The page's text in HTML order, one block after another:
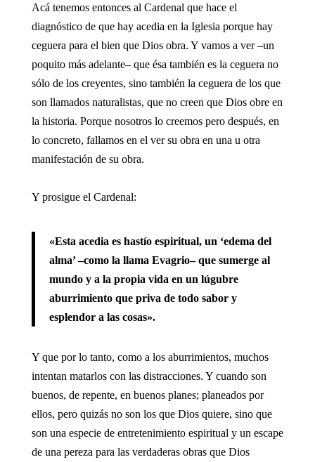
Acá tenemos entonces al Cardenal que hace el
diagnóstico de que hay acedia en la Iglesia porque hay
ceguera para el bien que Dios obra. Y vamos a ver –un
poquito más adelante– que ésa también es la ceguera no
sólo de los creyentes, sino también la ceguera de los que
son llamados naturalistas, que no creen que Dios obre en
la historia. Porque nosotros lo creemos pero después, en
lo concreto, fallamos en el ver su obra en una u otra
manifestación de su obra.
Y prosigue el Cardenal:
«Esta acedia es hastío espiritual, un ‘edema del
alma’ –como la llama Evagrio– que sumerge al
mundo y a la propia vida en un lúgubre
aburrimiento que priva de todo sabor y
esplendor a las cosas».
Y que por lo tanto, como a los aburrimientos, muchos
intentan matarlos con las distracciones. Y cuando son
buenos, de repente, en buenos planes; planeados por
ellos, pero quizás no son los que Dios quiere, sino que
son una especie de entretenimiento espiritual y un escape
de una pereza para las verdaderas obras que Dios